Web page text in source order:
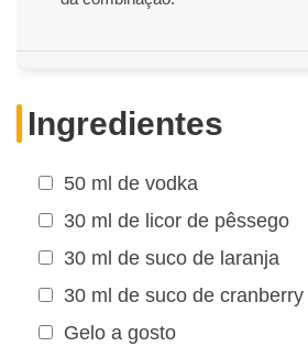
Ingredientes
50 ml de vodka
30 ml de licor de pêssego
30 ml de suco de laranja
30 ml de suco de cranberry
Gelo a gosto